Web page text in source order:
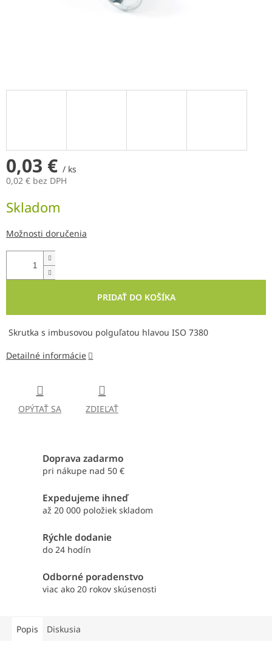
0,03 € / ks
0,02 € bez DPH
cena:
Skladom
Možnosti doručenia
PRIDAŤ DO KOŠÍKA
Skrutka s imbusovou polguľatou hlavou ISO 7380
Detailné informácie
OPÝTAŤ SA ZDIEĽAŤ
Doprava zadarmo
pri nákupe nad 50 €
Expedujeme ihneď
až 20 000 položiek skladom
Rýchle dodanie
do 24 hodín
Odborné poradenstvo
viac ako 20 rokov skúsenosti
Popis Diskusia